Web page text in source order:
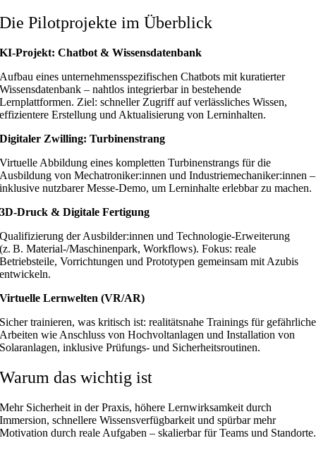
Die Pilotprojekte im Überblick
KI‑Projekt: Chatbot & Wissensdatenbank
Aufbau eines unternehmensspezifischen Chatbots mit kuratierter
Wissensdatenbank – nahtlos integrierbar in bestehende
Lernplattformen. Ziel: schneller Zugriff auf verlässliches Wissen,
effizientere Erstellung und Aktualisierung von Lerninhalten.
Digitaler Zwilling: Turbinenstrang
Virtuelle Abbildung eines kompletten Turbinenstrangs für die
Ausbildung von Mechatroniker:innen und Industriemechaniker:innen –
inklusive nutzbarer Messe‑Demo, um Lerninhalte erlebbar zu machen.
3D‑Druck & Digitale Fertigung
Qualifizierung der Ausbilder:innen und Technologie‑Erweiterung
(z. B. Material‑/Maschinenpark, Workflows). Fokus: reale
Betriebsteile, Vorrichtungen und Prototypen gemeinsam mit Azubis
entwickeln.
Virtuelle Lernwelten (VR/AR)
Sicher trainieren, was kritisch ist: realitätsnahe Trainings für gefährliche
Arbeiten wie Anschluss von Hochvoltanlagen und Installation von
Solaranlagen, inklusive Prüfungs‑ und Sicherheitsroutinen.
Warum das wichtig ist
Mehr Sicherheit in der Praxis, höhere Lernwirksamkeit durch
Immersion, schnellere Wissensverfügbarkeit und spürbar mehr
Motivation durch reale Aufgaben – skalierbar für Teams und Standorte.